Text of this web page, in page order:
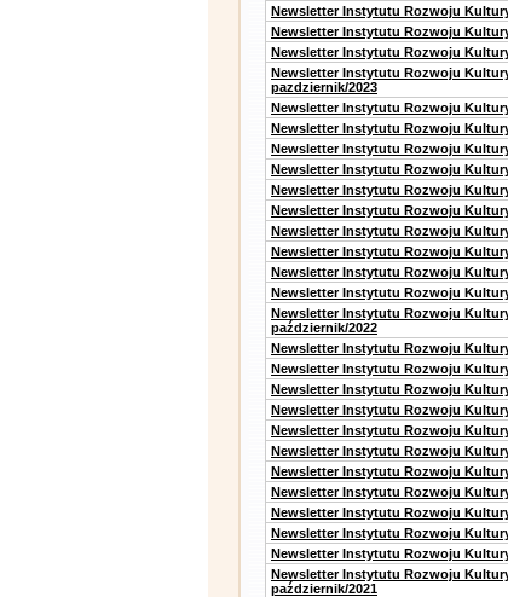
Newsletter Instytutu Rozwoju
Newsletter Instytutu Rozwoju
Newsletter Instytutu Rozwoju
Newsletter Instytutu Rozwoju
pazdziernik/2023
Newsletter Instytutu Rozwoju
Newsletter Instytutu Rozwoju
Newsletter Instytutu Rozwoju
Newsletter Instytutu Rozwoju
Newsletter Instytutu Rozwoju
Newsletter Instytutu Rozwoju
Newsletter Instytutu Rozwoju
Newsletter Instytutu Rozwoju
Newsletter Instytutu Rozwoju
Newsletter Instytutu Rozwoju
Newsletter Instytutu Rozwoju
październik/2022
Newsletter Instytutu Rozwoju
Newsletter Instytutu Rozwoju
Newsletter Instytutu Rozwoju
Newsletter Instytutu Rozwoju
Newsletter Instytutu Rozwoju
Newsletter Instytutu Rozwoju
Newsletter Instytutu Rozwoju
Newsletter Instytutu Rozwoju
Newsletter Instytutu Rozwoju
Newsletter Instytutu Rozwoju
Newsletter Instytutu Rozwoju
Newsletter Instytutu Rozwoju
październik/2021